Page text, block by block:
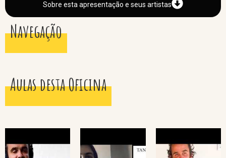
Sobre esta apresentação e seus artistas
Navegação
Aulas desta Oficina